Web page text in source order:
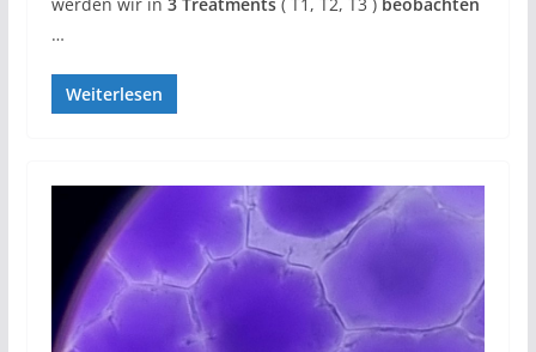
…
Weiterlesen